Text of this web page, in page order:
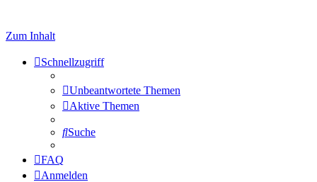
Zum Inhalt
Schnellzugriff
Unbeantwortete Themen
Aktive Themen
Suche
FAQ
Anmelden